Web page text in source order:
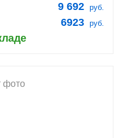
9 692 руб.
6923 руб.
В КОРЗИНУ